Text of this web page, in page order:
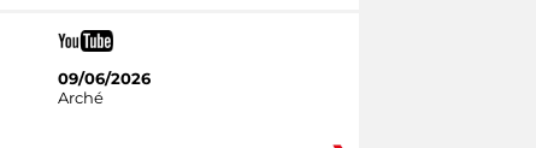
09/06/2026
Arché